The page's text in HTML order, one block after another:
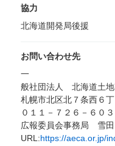
協力
北海道開発局後援
お問い合わせ先
一
般社団法人 北海道土地
札幌市北区北７条西６
０１１－７２６－６０３
広報委員会事務局 雪田
URL:https://aeca.or.jp/